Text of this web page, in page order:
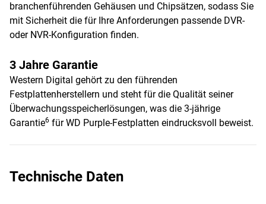
branchenführenden Gehäusen und Chipsätzen, sodass Sie
mit Sicherheit die für Ihre Anforderungen passende DVR-
oder NVR-Konfiguration finden.
3 Jahre Garantie
Western Digital gehört zu den führenden
Festplattenherstellern und steht für die Qualität seiner
Überwachungsspeicherlösungen, was die 3-jährige
Garantie6 für WD Purple-Festplatten eindrucksvoll beweist.
Technische Daten